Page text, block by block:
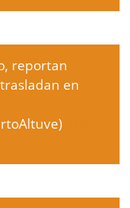
reportan
en